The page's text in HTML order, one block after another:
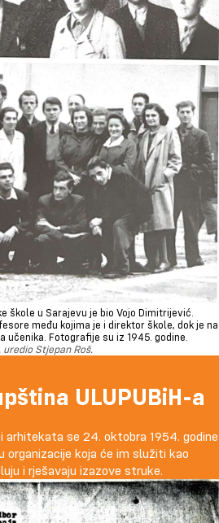
škole u Sarajevu je bio Vojo Dimitrijević.
među kojima je i direktor škole, dok je na
Fotografije su iz 1945. godine.
Stjepan Roš.
ULUPUBiH-a
arhitekata se 24. oktobra 1954. godine
organizacije koja će im služiti kao
i rješavaju izazove struke.